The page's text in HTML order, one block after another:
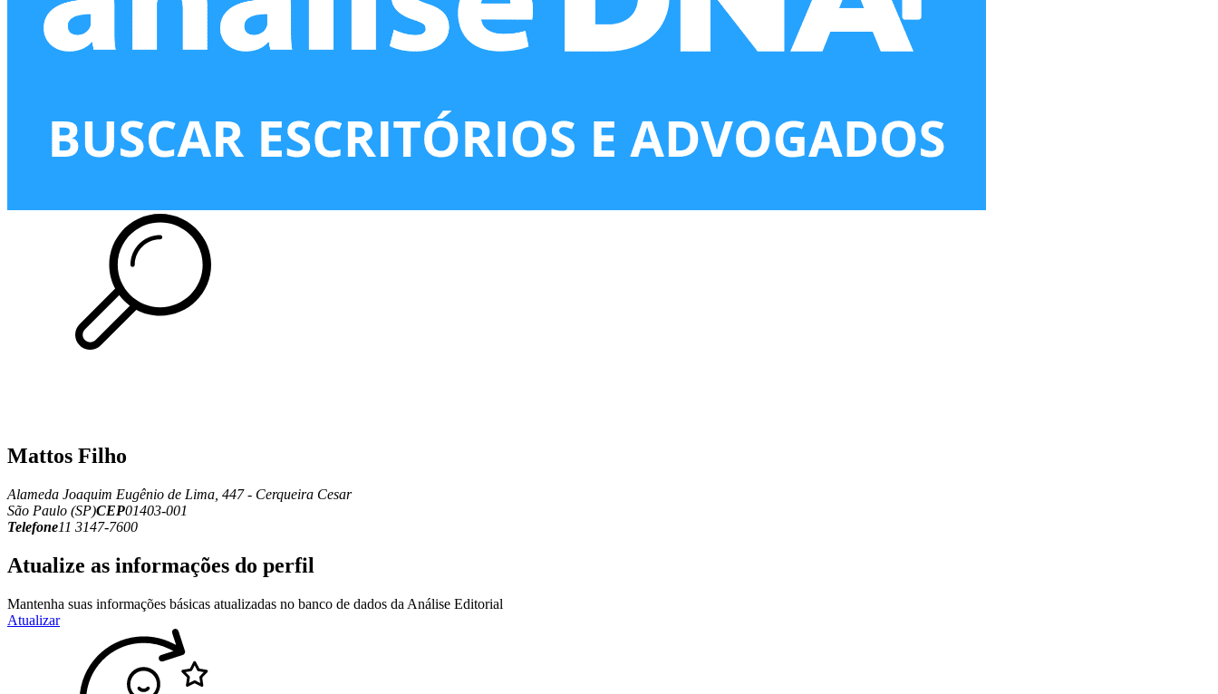
Mattos Filho
Alameda Joaquim Eugênio de Lima, 447 - Cerqueira Cesar
São Paulo (SP)CEP01403-001
Telefone11 3147-7600
Atualize as informações do perfil
Mantenha suas informações básicas atualizadas no banco de dados da Análise Editorial
Atualizar